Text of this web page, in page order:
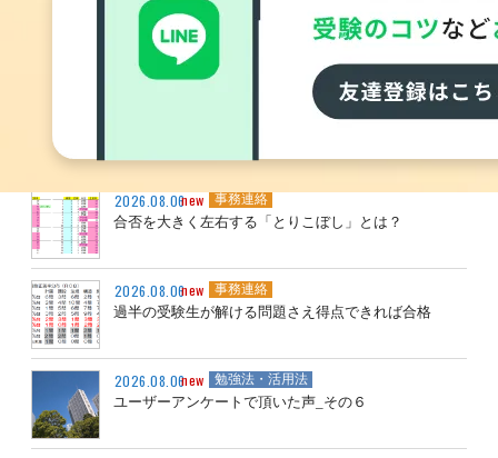
2026.08.07new 勉強法・活用法
ユーザーアンケートで頂いた声_その７
2026.08.06new 事務連絡
合否を大きく左右する「とりこぼし」とは？
2026.08.06new 事務連絡
過半の受験生が解ける問題さえ得点できれば合格
2026.08.06new 勉強法・活用法
ユーザーアンケートで頂いた声_その６